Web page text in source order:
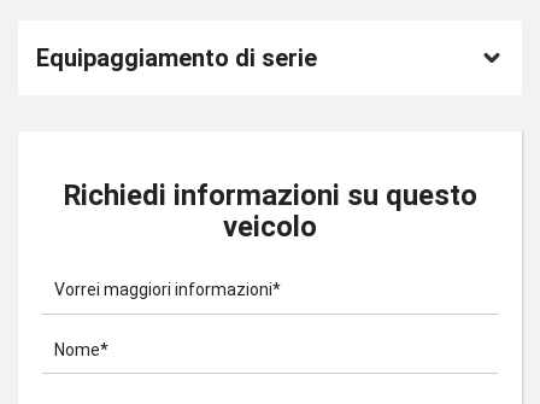
Equipaggiamento di serie
Richiedi informazioni su questo
veicolo
Vorrei maggiori informazioni*
Nome*